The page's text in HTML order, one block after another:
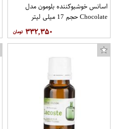
اسانس خوشبوکننده بلومون مدل
Chocolate حجم 17 میلی لیتر
۳۳۲,۳۵۰